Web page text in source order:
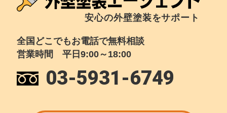
安心の外壁塗装をサポート
全国どこでもお電話で無料相談
営業時間 平日9:00～18:00
03-5931-6749